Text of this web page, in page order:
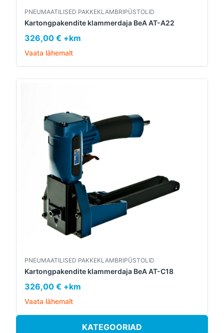
PNEUMAATILISED PAKKEKLAMBRIPÜSTOLID
Kartongpakendite klammerdaja BeA AT-A22
326,00 € +km
Vaata lähemalt
PNEUMAATILISED PAKKEKLAMBRIPÜSTOLID
Kartongpakendite klammerdaja BeA AT-C18
326,00 € +km
Vaata lähemalt
KATEGOORIAD